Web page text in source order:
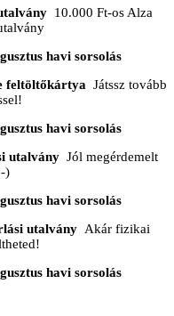
10.000 Ft-os Alza
havi sorsolás
feltöltőkártya Játssz tovább
havi sorsolás
utalvány Jól megérdemelt
)
havi sorsolás
utalvány Akár fizikai
havi sorsolás